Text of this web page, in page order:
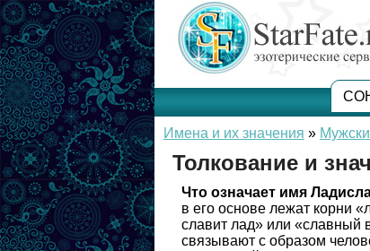
Имена и их значения »
Толкование и
Что означает имя
в его основе лежат корни
славит лад» или «славный
связывают с образом